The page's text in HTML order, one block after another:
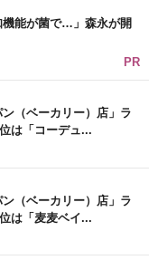
機能が菌で…」森永が開
PR
ン（ベーカリー）店」ラ
は「コーデュ...
ン（ベーカリー）店」ラ
は「麦麦ベイ...